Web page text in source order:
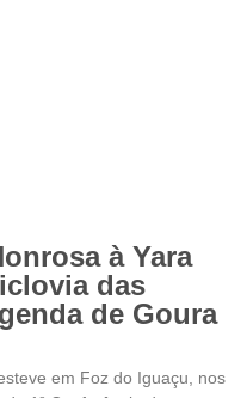
à Yara
das
de Goura
em Foz do Iguaçu, nos